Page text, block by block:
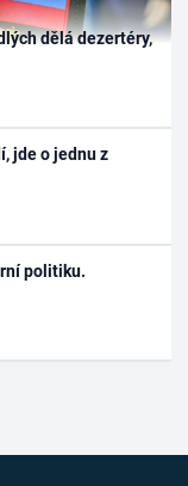
dělá dezertéry,
jde o jednu z
politiku.